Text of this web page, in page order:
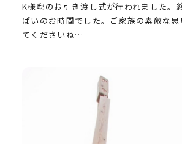
K様邸のお引き渡し式が行われました。
ぱいのお時間でした。ご家族の素敵な
てくださいね…